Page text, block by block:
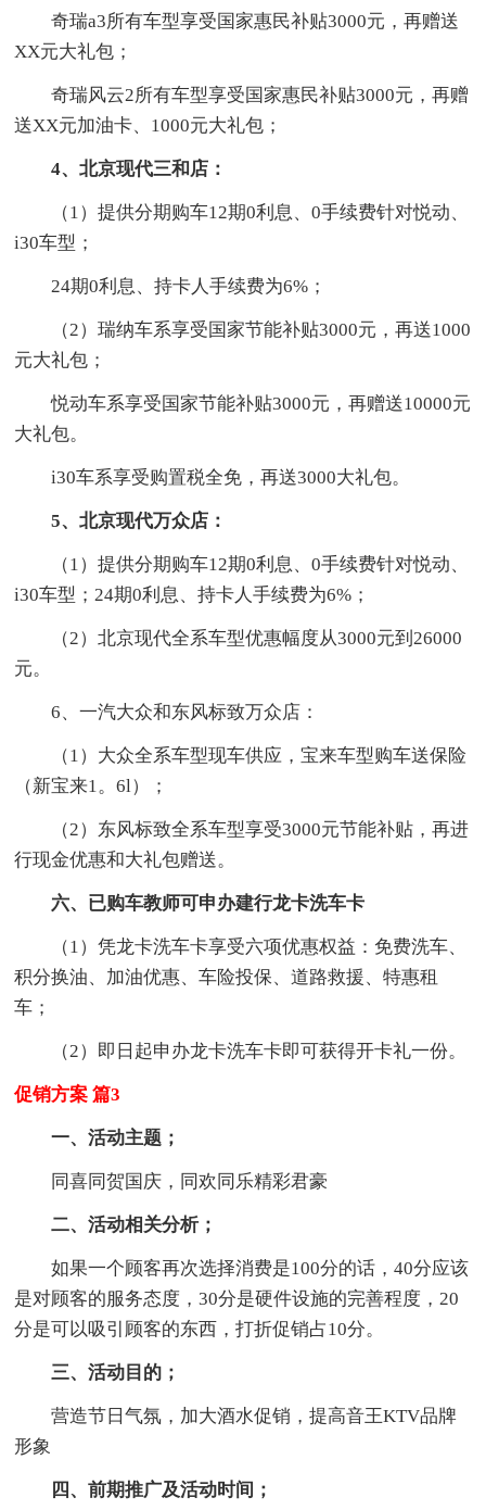
奇瑞a3所有车型享受国家惠民补贴3000元，再赠送
XX元大礼包；
奇瑞风云2所有车型享受国家惠民补贴3000元，再赠
送XX元加油卡、1000元大礼包；
4、北京现代三和店：
（1）提供分期购车12期0利息、0手续费针对悦动、
i30车型；
24期0利息、持卡人手续费为6%；
（2）瑞纳车系享受国家节能补贴3000元，再送1000
元大礼包；
悦动车系享受国家节能补贴3000元，再赠送10000元
大礼包。
i30车系享受购置税全免，再送3000大礼包。
5、北京现代万众店：
（1）提供分期购车12期0利息、0手续费针对悦动、
i30车型；24期0利息、持卡人手续费为6%；
（2）北京现代全系车型优惠幅度从3000元到26000
元。
6、一汽大众和东风标致万众店：
（1）大众全系车型现车供应，宝来车型购车送保险
（新宝来1。6l）；
（2）东风标致全系车型享受3000元节能补贴，再进
行现金优惠和大礼包赠送。
六、已购车教师可申办建行龙卡洗车卡
（1）凭龙卡洗车卡享受六项优惠权益：免费洗车、
积分换油、加油优惠、车险投保、道路救援、特惠租
车；
（2）即日起申办龙卡洗车卡即可获得开卡礼一份。
促销方案 篇3
一、活动主题；
同喜同贺国庆，同欢同乐精彩君豪
二、活动相关分析；
如果一个顾客再次选择消费是100分的话，40分应该
是对顾客的服务态度，30分是硬件设施的完善程度，20
分是可以吸引顾客的东西，打折促销占10分。
三、活动目的；
营造节日气氛，加大酒水促销，提高音王KTV品牌
形象
四、前期推广及活动时间；